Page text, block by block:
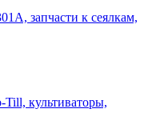
запчасти к сеялкам,
культиваторы,